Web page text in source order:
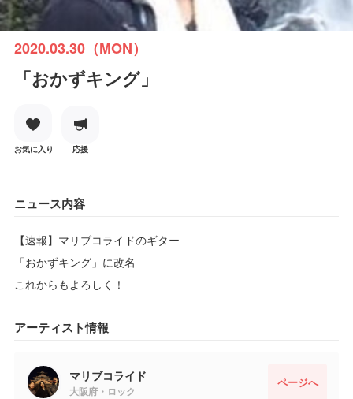
2020.03.30（MON）
「おかずキング」
お気に入り 応援
ニュース内容
【速報】マリブコライドのギター
「おかずキング」に改名
これからもよろしく！
アーティスト情報
マリブコライド
大阪府・ロック
ページへ